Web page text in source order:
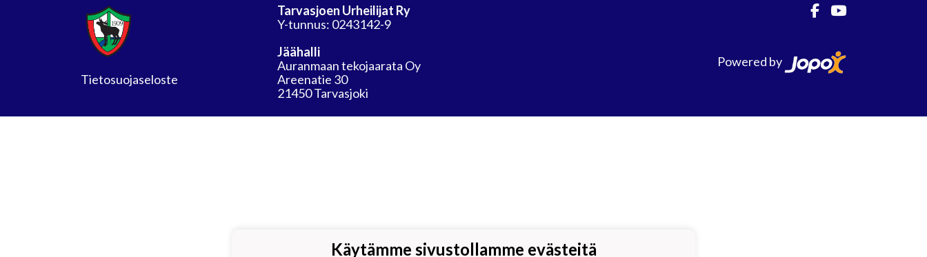
Tietosuojaseloste
Tarvasjoen Urheilijat Ry
Y-tunnus: 0243142-9
Jäähalli
Auranmaan tekojaarata Oy
Areenatie 30
21450 Tarvasjoki
Powered by
Käytämme sivustollamme evästeitä